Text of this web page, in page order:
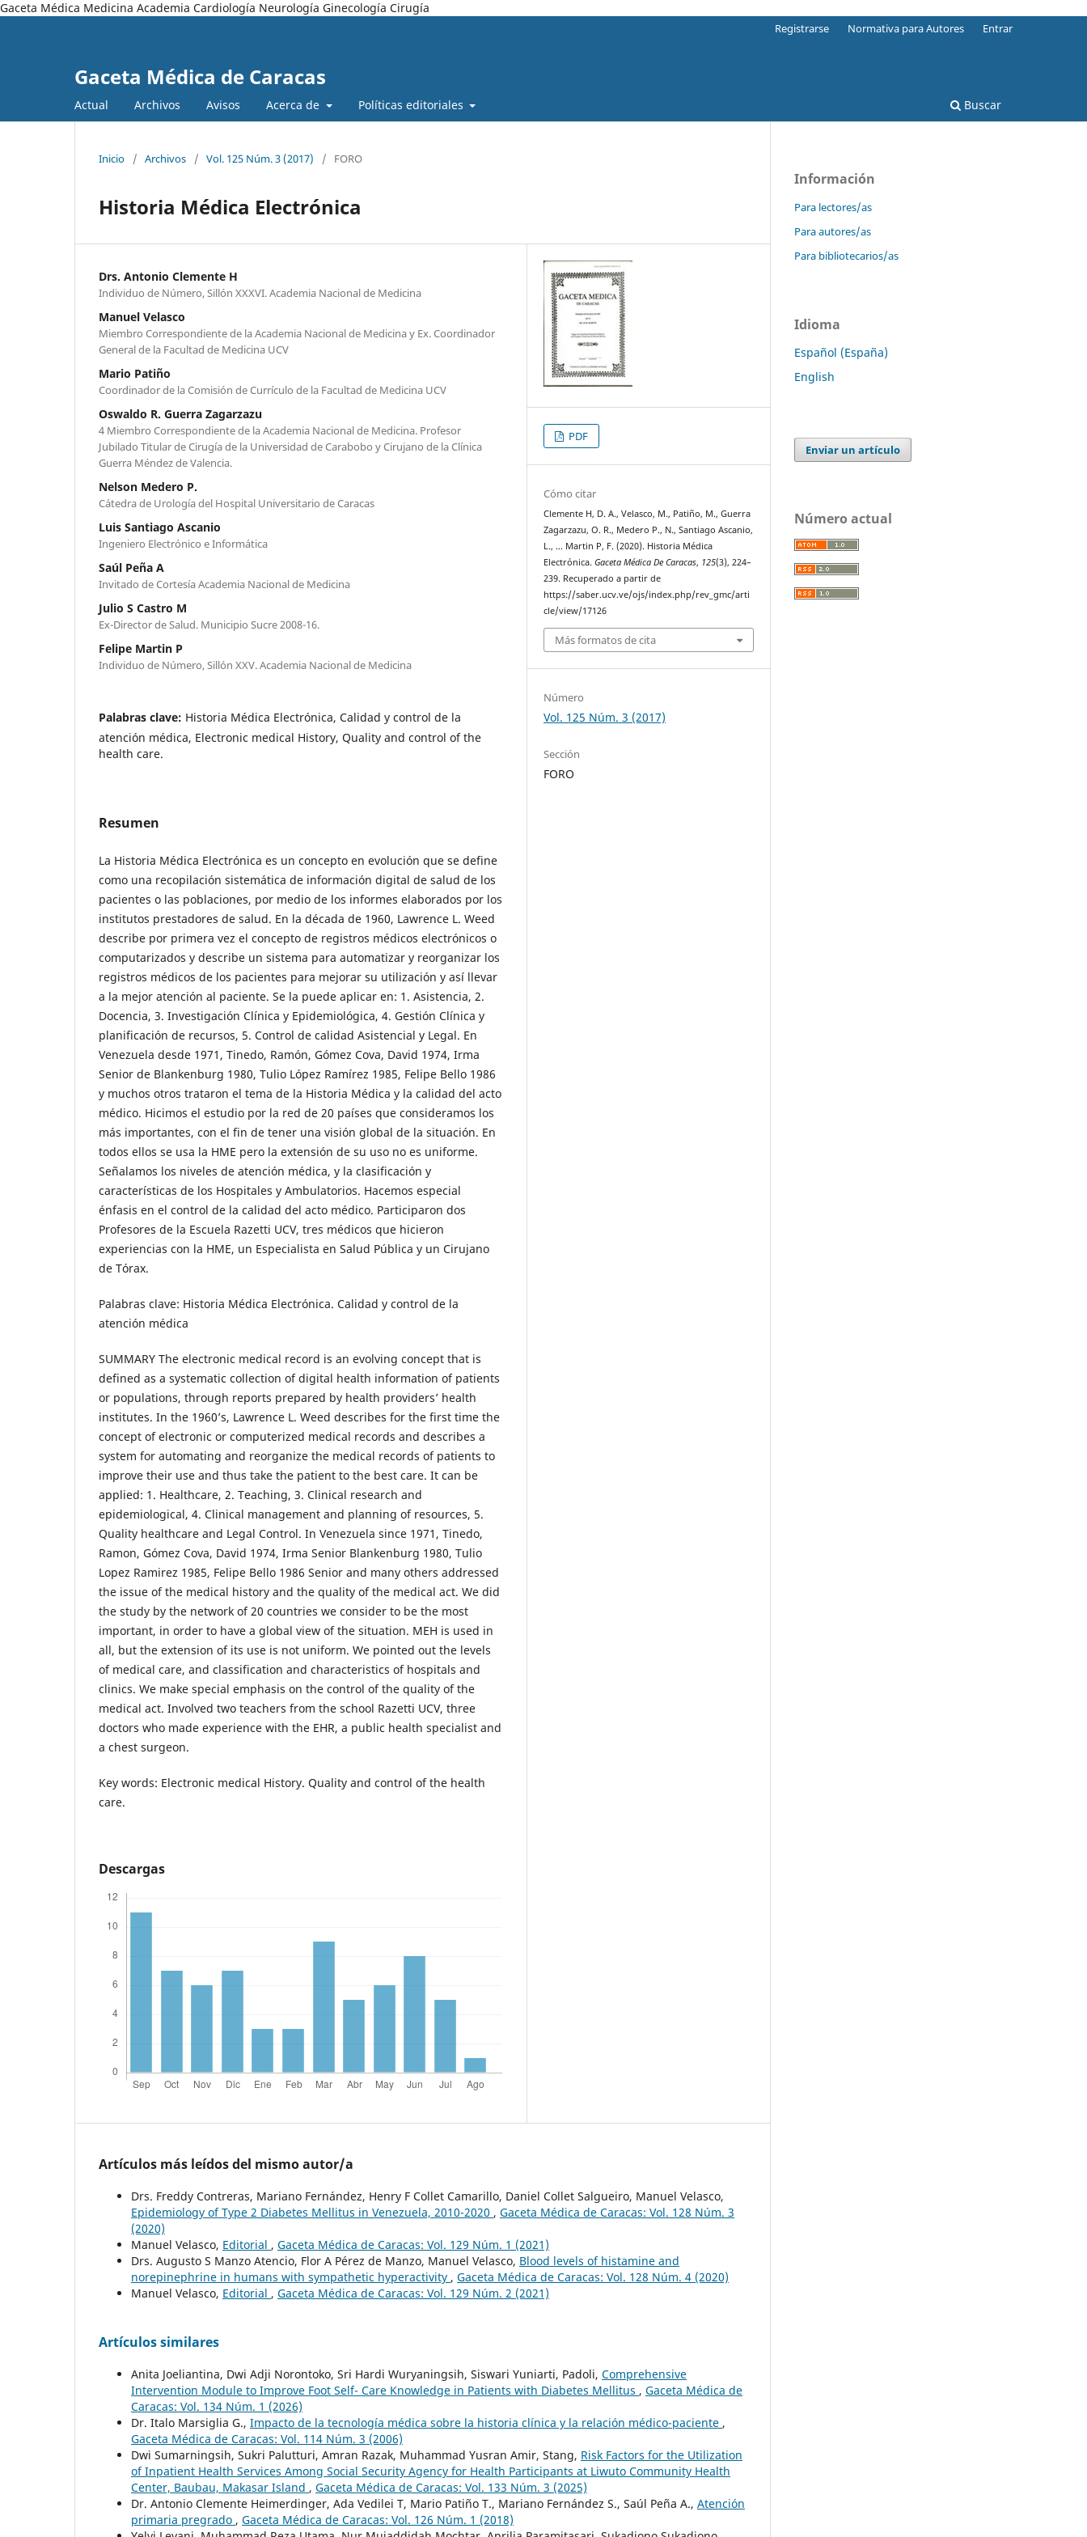
Gaceta Médica Medicina Academia Cardiología Neurología Ginecología Cirugía
Gaceta Médica de Caracas
Actual Archivos Avisos Acerca de Políticas editoriales Buscar
Registrarse Normativa para Autores Entrar
Inicio / Archivos / Vol. 125 Núm. 3 (2017) / FORO
Historia Médica Electrónica
Drs. Antonio Clemente H
Individuo de Número, Sillón XXXVI. Academia Nacional de Medicina
Manuel Velasco
Miembro Correspondiente de la Academia Nacional de Medicina y Ex. Coordinador
General de la Facultad de Medicina UCV
Mario Patiño
Coordinador de la Comisión de Currículo de la Facultad de Medicina UCV
Oswaldo R. Guerra Zagarzazu
4 Miembro Correspondiente de la Academia Nacional de Medicina. Profesor
Jubilado Titular de Cirugía de la Universidad de Carabobo y Cirujano de la Clínica
Guerra Méndez de Valencia.
Nelson Medero P.
Cátedra de Urología del Hospital Universitario de Caracas
Luis Santiago Ascanio
Ingeniero Electrónico e Informática
Saúl Peña A
Invitado de Cortesía Academia Nacional de Medicina
Julio S Castro M
Ex-Director de Salud. Municipio Sucre 2008-16.
Felipe Martin P
Individuo de Número, Sillón XXV. Academia Nacional de Medicina
Palabras clave: Historia Médica Electrónica, Calidad y control de la
atención médica, Electronic medical History, Quality and control of the
health care.
Resumen
La Historia Médica Electrónica es un concepto en evolución que se define
como una recopilación sistemática de información digital de salud de los
pacientes o las poblaciones, por medio de los informes elaborados por los
institutos prestadores de salud. En la década de 1960, Lawrence L. Weed
describe por primera vez el concepto de registros médicos electrónicos o
computarizados y describe un sistema para automatizar y reorganizar los
registros médicos de los pacientes para mejorar su utilización y así llevar
a la mejor atención al paciente. Se la puede aplicar en: 1. Asistencia, 2.
Docencia, 3. Investigación Clínica y Epidemiológica, 4. Gestión Clínica y
planificación de recursos, 5. Control de calidad Asistencial y Legal. En
Venezuela desde 1971, Tinedo, Ramón, Gómez Cova, David 1974, Irma
Senior de Blankenburg 1980, Tulio López Ramírez 1985, Felipe Bello 1986
y muchos otros trataron el tema de la Historia Médica y la calidad del acto
médico. Hicimos el estudio por la red de 20 países que consideramos los
más importantes, con el fin de tener una visión global de la situación. En
todos ellos se usa la HME pero la extensión de su uso no es uniforme.
Señalamos los niveles de atención médica, y la clasificación y
características de los Hospitales y Ambulatorios. Hacemos especial
énfasis en el control de la calidad del acto médico. Participaron dos
Profesores de la Escuela Razetti UCV, tres médicos que hicieron
experiencias con la HME, un Especialista en Salud Pública y un Cirujano
de Tórax.
Palabras clave: Historia Médica Electrónica. Calidad y control de la
atención médica
SUMMARY The electronic medical record is an evolving concept that is
defined as a systematic collection of digital health information of patients
or populations, through reports prepared by health providers’ health
institutes. In the 1960’s, Lawrence L. Weed describes for the first time the
concept of electronic or computerized medical records and describes a
system for automating and reorganize the medical records of patients to
improve their use and thus take the patient to the best care. It can be
applied: 1. Healthcare, 2. Teaching, 3. Clinical research and
epidemiological, 4. Clinical management and planning of resources, 5.
Quality healthcare and Legal Control. In Venezuela since 1971, Tinedo,
Ramon, Gómez Cova, David 1974, Irma Senior Blankenburg 1980, Tulio
Lopez Ramirez 1985, Felipe Bello 1986 Senior and many others addressed
the issue of the medical history and the quality of the medical act. We did
the study by the network of 20 countries we consider to be the most
important, in order to have a global view of the situation. MEH is used in
all, but the extension of its use is not uniform. We pointed out the levels
of medical care, and classification and characteristics of hospitals and
clinics. We make special emphasis on the control of the quality of the
medical act. Involved two teachers from the school Razetti UCV, three
doctors who made experience with the EHR, a public health specialist and
a chest surgeon.
Key words: Electronic medical History. Quality and control of the health
care.
Descargas
PDF
Cómo citar
Clemente H, D. A., Velasco, M., Patiño, M., Guerra
Zagarzazu, O. R., Medero P., N., Santiago Ascanio,
L., … Martin P, F. (2020). Historia Médica
Electrónica.Gaceta Médica De Caracas, 125(3), 224–
239. Recuperado a partir de
https://saber.ucv.ve/ojs/index.php/rev_gmc/arti
cle/view/17126
Más formatos de cita
Número
Vol. 125 Núm. 3 (2017)
Sección
FORO
Artículos más leídos del mismo autor/a
Drs. Freddy Contreras, Mariano Fernández, Henry F Collet Camarillo, Daniel Collet Salgueiro, Manuel Velasco,
Epidemiology of Type 2 Diabetes Mellitus in Venezuela, 2010-2020 , Gaceta Médica de Caracas: Vol. 128 Núm. 3
(2020)
Manuel Velasco, Editorial , Gaceta Médica de Caracas: Vol. 129 Núm. 1 (2021)
Drs. Augusto S Manzo Atencio, Flor A Pérez de Manzo, Manuel Velasco, Blood levels of histamine and
norepinephrine in humans with sympathetic hyperactivity , Gaceta Médica de Caracas: Vol. 128 Núm. 4 (2020)
Manuel Velasco, Editorial , Gaceta Médica de Caracas: Vol. 129 Núm. 2 (2021)
Artículos similares
Anita Joeliantina, Dwi Adji Norontoko, Sri Hardi Wuryaningsih, Siswari Yuniarti, Padoli, Comprehensive
Intervention Module to Improve Foot Self- Care Knowledge in Patients with Diabetes Mellitus , Gaceta Médica de
Caracas: Vol. 134 Núm. 1 (2026)
Dr. Italo Marsiglia G., Impacto de la tecnología médica sobre la historia clínica y la relación médico-paciente ,
Gaceta Médica de Caracas: Vol. 114 Núm. 3 (2006)
Dwi Sumarningsih, Sukri Palutturi, Amran Razak, Muhammad Yusran Amir, Stang, Risk Factors for the Utilization
of Inpatient Health Services Among Social Security Agency for Health Participants at Liwuto Community Health
Center, Baubau, Makasar Island , Gaceta Médica de Caracas: Vol. 133 Núm. 3 (2025)
Dr. Antonio Clemente Heimerdinger, Ada Vedilei T, Mario Patiño T., Mariano Fernández S., Saúl Peña A., Atención
primaria pregrado , Gaceta Médica de Caracas: Vol. 126 Núm. 1 (2018)
Información
Para lectores/as
Para autores/as
Para bibliotecarios/as
Idioma
Español (España)
English
Enviar un artículo
Número actual